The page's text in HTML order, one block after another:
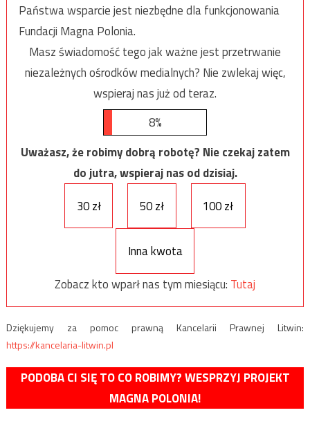
Państwa wsparcie jest niezbędne dla funkcjonowania
Fundacji Magna Polonia.
Masz świadomość tego jak ważne jest przetrwanie
niezależnych ośrodków medialnych? Nie zwlekaj więc,
wspieraj nas już od teraz.
8%
Uważasz, że robimy dobrą robotę? Nie czekaj zatem
do jutra, wspieraj nas od dzisiaj.
30 zł
50 zł 100 zł
Inna kwota
Zobacz kto wparł nas tym miesiącu: Tutaj
Dziękujemy za pomoc prawną Kancelarii Prawnej Litwin:
https://kancelaria-litwin.pl
PODOBA CI SIĘ TO CO ROBIMY? WESPRZYJ PROJEKT
MAGNA POLONIA!